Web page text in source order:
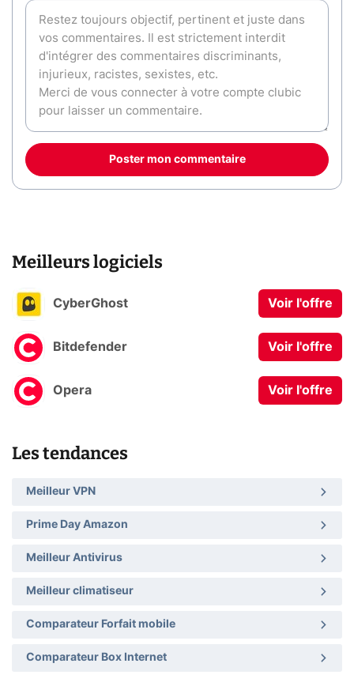
Poster mon commentaire
Meilleurs logiciels
CyberGhost Voir l'offre
Bitdefender Voir l'offre
Opera Voir l'offre
Les tendances
Meilleur VPN
Prime Day Amazon
Meilleur Antivirus
Meilleur climatiseur
Comparateur Forfait mobile
Comparateur Box Internet